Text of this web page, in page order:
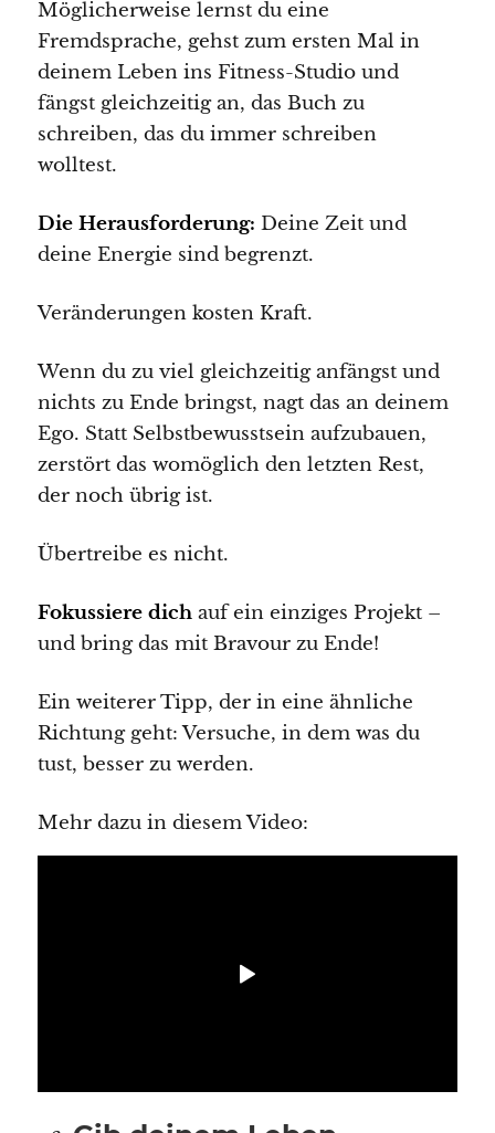
Möglicherweise lernst du eine
Fremdsprache, gehst zum ersten Mal in
deinem Leben ins Fitness-Studio und
fängst gleichzeitig an, das Buch zu
schreiben, das du immer schreiben
wolltest.
Die Herausforderung: Deine Zeit und
deine Energie sind begrenzt.
Veränderungen kosten Kraft.
Wenn du zu viel gleichzeitig anfängst und
nichts zu Ende bringst, nagt das an deinem
Ego. Statt Selbstbewusstsein aufzubauen,
zerstört das womöglich den letzten Rest,
der noch übrig ist.
Übertreibe es nicht.
Fokussiere dichauf ein einziges Projekt –
und bring das mit Bravour zu Ende!
Ein weiterer Tipp, der in eine ähnliche
Richtung geht: Versuche, in dem was du
tust, besser zu werden.
Mehr dazu in diesem Video: